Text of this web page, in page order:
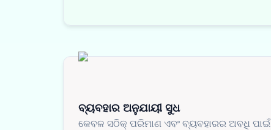
ବ୍ୟବହାର ଅନୁଯାୟୀ ସୁଧ
କେବଳ ସଠିକ୍ ପରିମାଣ ଏବଂ ବ୍ୟବହାରର ଅବଧି ପାଇଁ